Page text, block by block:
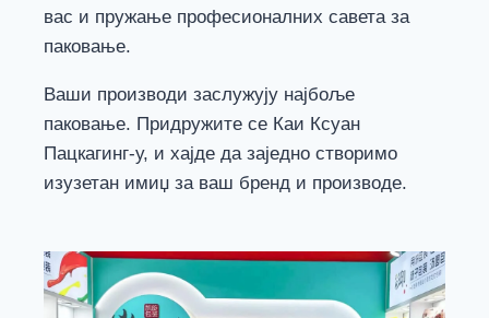
вас и пружање професионалних савета за
паковање.
Ваши производи заслужују најбоље
паковање. Придружите се Каи Ксуан
Пацкагинг-у, и хајде да заједно створимо
изузетан имиџ за ваш бренд и производе.